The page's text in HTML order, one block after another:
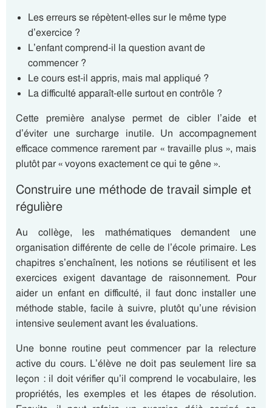
Les erreurs se répètent-elles sur le même type
d’exercice ?
L’enfant comprend-il la question avant de
commencer ?
Le cours est-il appris, mais mal appliqué ?
La difficulté apparaît-elle surtout en contrôle ?
Cette première analyse permet de cibler l’aide et
d’éviter une surcharge inutile. Un accompagnement
efficace commence rarement par « travaille plus », mais
plutôt par « voyons exactement ce qui te gêne ».
Construire une méthode de travail simple et
régulière
Au collège, les mathématiques demandent une
organisation différente de celle de l’école primaire. Les
chapitres s’enchaînent, les notions se réutilisent et les
exercices exigent davantage de raisonnement. Pour
aider un enfant en difficulté, il faut donc installer une
méthode stable, facile à suivre, plutôt qu’une révision
intensive seulement avant les évaluations.
Une bonne routine peut commencer par la relecture
active du cours. L’élève ne doit pas seulement lire sa
leçon : il doit vérifier qu’il comprend le vocabulaire, les
propriétés, les exemples et les étapes de résolution.